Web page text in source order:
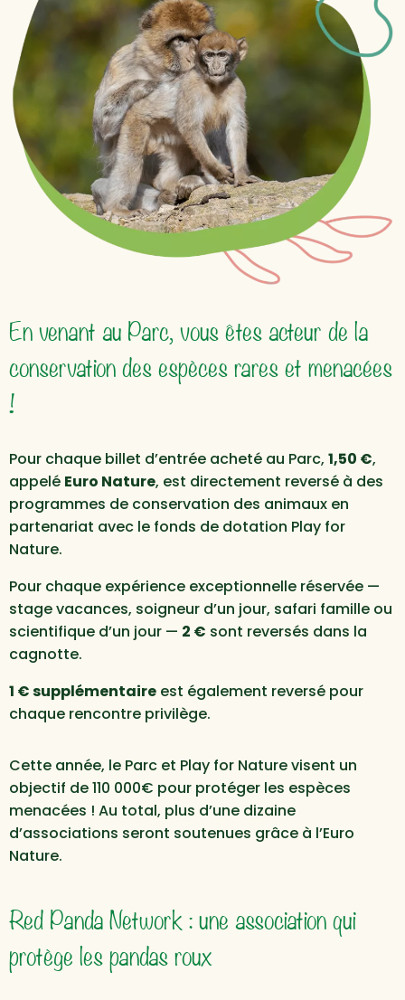
En venant au Parc, vous êtes acteur de la
conservation des espèces rares et menacées
!
Pour chaque billet d’entrée acheté au Parc, 1,50 €,
appelé Euro Nature, est directement reversé à des
programmes de conservation des animaux en
partenariat avec le fonds de dotation Play for
Nature.
Pour chaque expérience exceptionnelle réservée —
stage vacances, soigneur d’un jour, safari famille ou
scientifique d’un jour — 2 € sont reversés dans la
cagnotte.
1 € supplémentaire est également reversé pour
chaque rencontre privilège.
Cette année, le Parc et Play for Nature visent un
objectif de 110 000€ pour protéger les espèces
menacées ! Au total, plus d’une dizaine
d’associations seront soutenues grâce à l’Euro
Nature.
Red Panda Network : une association qui
protège les pandas roux